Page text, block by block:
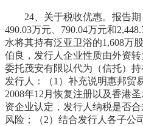
24、关于税收优惠。报告期
490.03万元、790.04万元和
水将其持有泛亚卫浴的1,608万
伯良，发行人企业性质由外资
委托茂安有限以代为（信托）
发行人：（1）补充说明惠邦贸
2008年12月恢复注册以及香港
资企业认定，发行人纳税是否
风险；（2）结合发行人各子公